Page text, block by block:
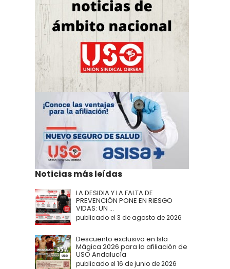
Noticias más leídas
LA DESIDIA Y LA FALTA DE
PREVENCIÓN PONE EN RIESGO
VIDAS: UN ...
publicado el 3 de agosto de 2026
Descuento exclusivo en Isla
Mágica 2026 para la afiliación de
USO Andalucía
publicado el 16 de junio de 2026